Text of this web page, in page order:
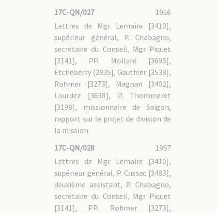
17C-QN/027
1956
Lettres de Mgr Lemaire [3410],
supérieur général, P. Chabagno,
secrétaire du Conseil, Mgr Piquet
[3141], PP. Mollard [3695],
Etcheberry [2935], Gauthier [3538],
Rohmer [3273], Magnan [3402],
Lourdez [3638], P. Thommeret
[3198], missionnaire de Saigon,
rapport sur le projet de division de
la mission.
17C-QN/028
1957
Lettres de Mgr Lemaire [3410],
supérieur général, P. Cussac [3483],
deuxième assistant, P. Chabagno,
secrétaire du Conseil, Mgr Piquet
[3141], PP. Rohmer [3273],